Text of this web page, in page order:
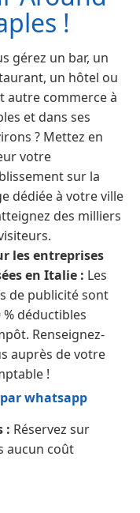
!
gérez un bar, un
un hôtel ou
autre commerce à
et dans ses
? Mettez en
votre
sur la
dédiée à votre ville
des milliers
les entreprises
en Italie : Les
de publicité sont
% déductibles
Renseignez-
auprès de votre
!
whatsapp
: Réservez sur
aucun coût